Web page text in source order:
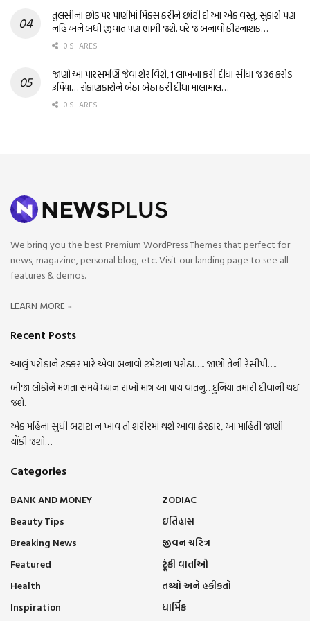
તુલસીના છોડ પર પાણીમાં મિક્સ કરીને છાંટી દો આ એક વસ્તુ, સુકાશે પણ
નહિ અને બધી જીવાત પણ ભાગી જશે. ઘરે જ બનાવો કીટનાશક…
0 SHARES
જાણો આ પારસમણિ જેવા શેર વિશે, 1 લાખના કરી દીધા સીધા જ 36 કરોડ
રૂપિયા… રોકાણકારોને બેઠા બેઠા કરી દીધા માલામાલ…
0 SHARES
We bring you the best Premium WordPress Themes that perfect for
news, magazine, personal blog, etc. Visit our landing page to see all
features & demos.
LEARN MORE »
Recent Posts
આલું પરોઠાને ટક્કર મારે એવા બનાવો ટમેટાના પરોઠા….. જાણો તેની રેસીપી…..
બીજા લોકોને મળતા સમયે ધ્યાન રાખો માત્ર આ પાંચ વાતનું…દુનિયા તમારી દીવાની થઇ
જશે.
એક મહિના સુધી બટાટા ન ખાવ તો શરીરમાં થશે આવા ફેરફાર, આ માહિતી જાણી
ચોંકી જશો…
Categories
BANK AND MONEY
Beauty Tips
Breaking News
Featured
Health
Inspiration
ZODIAC
ઇતિહાસ
જીવન ચરિત્ર
ટૂંકી વાર્તાઓ
તથ્યો અને હકીકતો
ધાર્મિક